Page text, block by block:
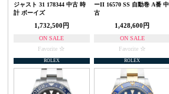
ジャスト 31 178344 中古 時
計 ボーイズ
1,732,500円
ON SALE
Favorite
ーII 16570 SS 自動巻 A番 中
古
1,428,600円
ON SALE
Favorite
ROLEX ROLEX